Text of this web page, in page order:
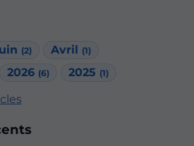
(2) Avril (1)
2026 (6) 2025 (1)